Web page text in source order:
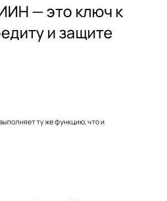
— это ключ к
и защите
ту же функцию, что и